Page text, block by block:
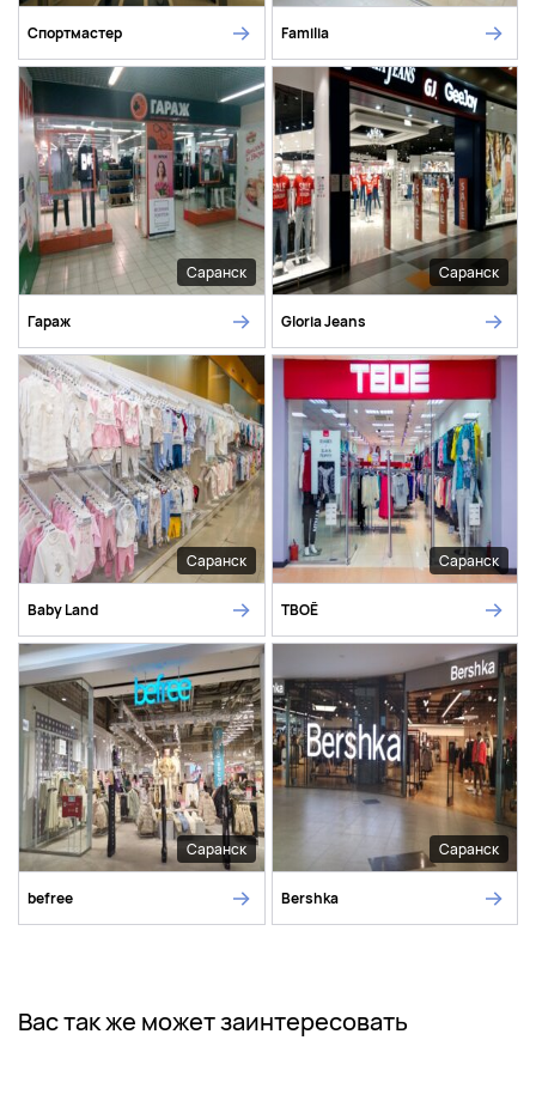
Спортмастер Familia
Саранск
Гараж
Саранск
Gloria Jeans
Саранск
Baby Land
Саранск
ТВОЁ
Саранск
befree
Саранск
Bershka
Вас так же может заинтересовать